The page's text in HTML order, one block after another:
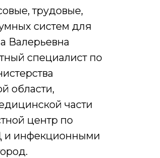
трудовые,
систем для
Валерьевна
специалист по
области,
части
центр по
и инфекционными